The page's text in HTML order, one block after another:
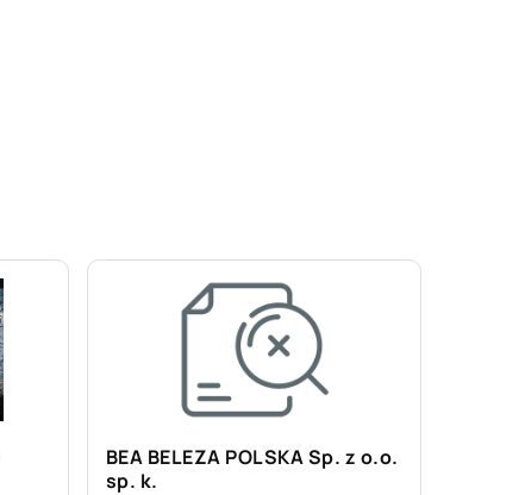
BEA BELEZA POLSKA Sp. z o.o.
sp. k.